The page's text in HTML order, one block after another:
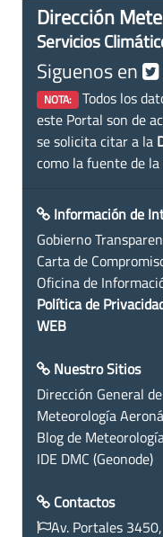
Dirección
Servicios
Siguenos en
NOTA: Todos los
este Portal son de
se solicita citar a la
como la fuente de
Información de
Gobierno
Carta de
Oficina de
Política de
WEB
Nuestro Sitios
Dirección General
Meteorología
Blog de
IDE DMC (Geonode)
Contactos
Av. Portales